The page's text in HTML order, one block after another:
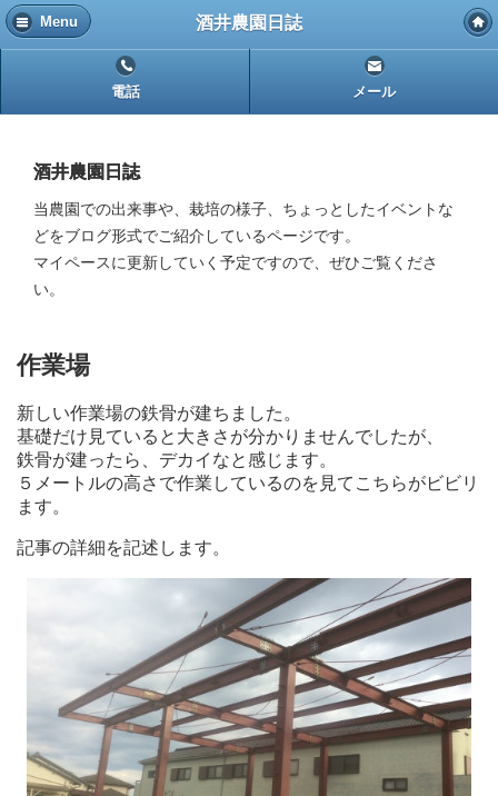
Menu 酒井農園日誌
電話 メール
酒井農園日誌
当農園での出来事や、栽培の様子、ちょっとしたイベントな
どをブログ形式でご紹介しているページです。
マイペースに更新していく予定ですので、ぜひご覧くださ
い。
作業場
新しい作業場の鉄骨が建ちました。
基礎だけ見ていると大きさが分かりませんでしたが、
鉄骨が建ったら、デカイなと感じます。
５メートルの高さで作業しているのを見てこちらがビビリ
ます。
記事の詳細を記述します。